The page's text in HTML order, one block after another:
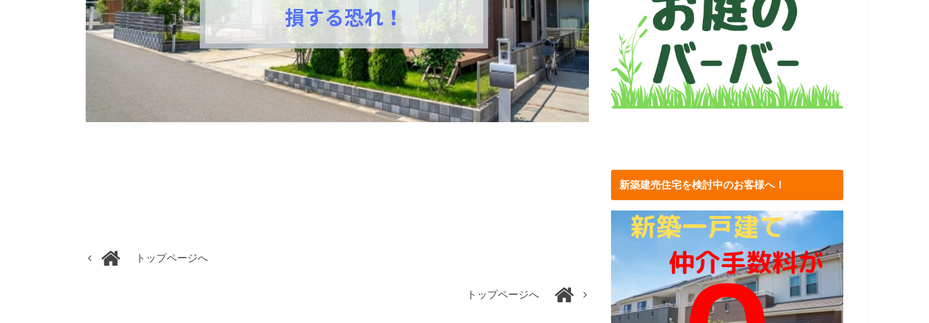
トップページへ
トップページへ
新築建売住宅を検討中のお客様へ！